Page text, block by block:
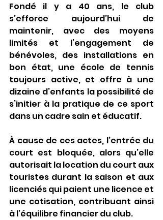
Fondé il y a 40 ans, le club
s’efforce aujourd’hui de
maintenir, avec des moyens
limités et l’engagement de
bénévoles, des installations en
bon état, une école de tennis
toujours active, et offre à une
dizaine d’enfants la possibilité de
s’initier à la pratique de ce sport
dans un cadre sain et éducatif.
À cause de ces actes, l’entrée du
court est bloquée, alors qu’elle
autorisait la location du court aux
touristes durant la saison et aux
licenciés qui paient une licence et
une cotisation, contribuant ainsi
à l’équilibre financier du club.